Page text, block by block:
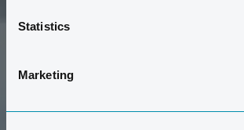
Statistics
Marketing
APARTAMENTOS
ENTRENAMIENTO
Regálate una estancia en nuestra